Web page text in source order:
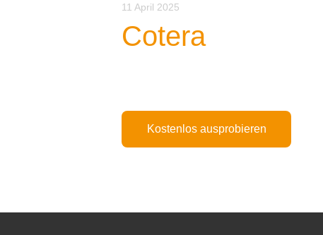
11 April 2025
Cotera
Kostenlos ausprobieren